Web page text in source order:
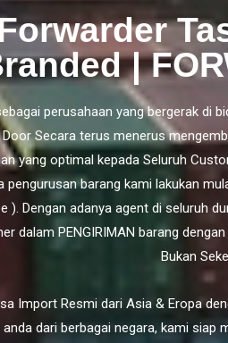
|
perusahaan yang bergerak di
Secara terus menerus
yang optimal kepada Seluruh
pengurusan barang kami lakukan
). Dengan adanya agent di seluruh
dalam PENGIRIMAN barang
Bukan
Import Resmi dari Asia & Eropa
dari berbagai negara, kami